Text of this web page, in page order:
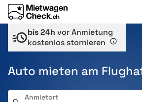
bis 24h vor Anmietung
kostenlos stornieren
Auto mieten am
Anmietort